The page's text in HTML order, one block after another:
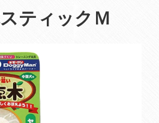
ティックＭ